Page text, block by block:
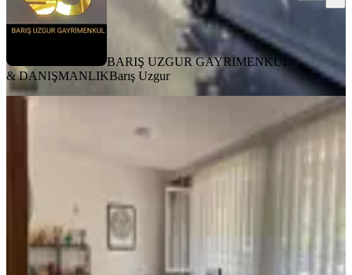
BARIŞ UZGUR GAYRİMENKUL
& DANIŞMANLIKBarış Uzgur
YENİ
Hava Sokak'da 3+1 Yapılı Atakuleye
Yakın Satılık Daire
Çankaya, Aziziye Mahallesi
·Yüksek giriş
9.900.000 ₺